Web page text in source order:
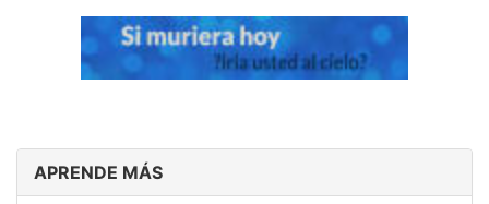
APRENDE MÁS